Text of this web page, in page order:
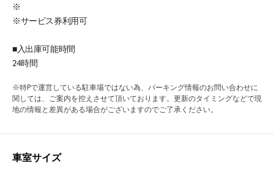
※
※サービス券利用可
■入出庫可能時間
24時間
※特Pで運営している駐車場ではない為、パーキング情報のお問い合わせに
関しては、ご案内を控えさせて頂いております。更新のタイミングなどで現
地の情報と差異がある場合がございますのでご了承ください。
車室サイズ